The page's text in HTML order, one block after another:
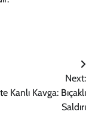
Next:
Kanlı Kavga: Bıçaklı
Saldırı